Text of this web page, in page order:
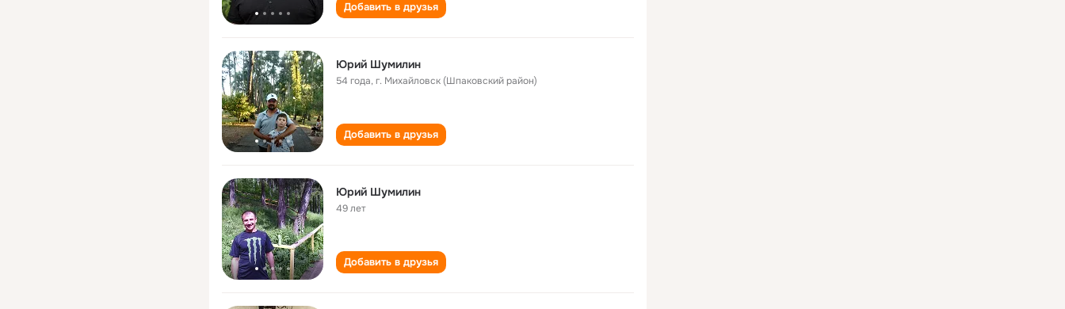
Добавить в друзья
Юрий Шумилин
54 года,г. Михайловск (Шпаковский район)
Добавить в друзья
Юрий Шумилин
49 лет
Добавить в друзья